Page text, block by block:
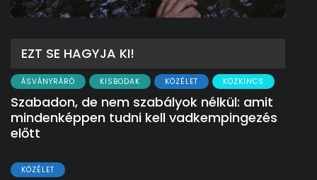
EZT SE HAGYJA KI!
ÁSVÁNYRÁRÓ KISBODAK KÖZÉLET KÖZKINCS
Szabadon, de nem szabályok nélkül: amit
mindenképpen tudni kell vadkempingezés
előtt
KÖZÉLET